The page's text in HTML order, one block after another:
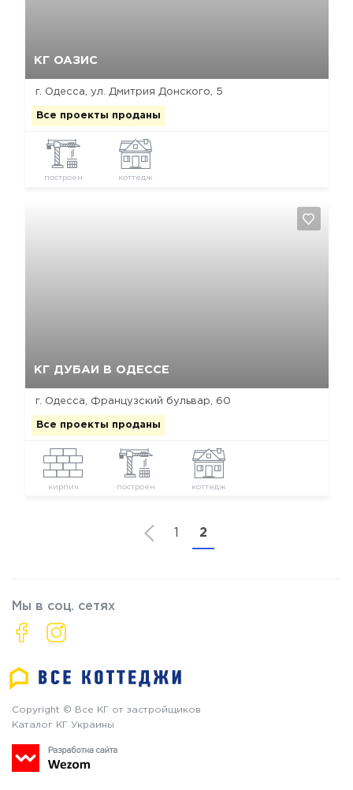
КГ ОАЗИС
г. Одесса, ул. Дмитрия Донского, 5
Все проекты проданы
построен коттедж
КГ ДУБАИ В ОДЕССЕ
г. Одесса, Французский бульвар, 60
Все проекты проданы
кирпич построен коттедж
1 2
Мы в соц. сетях
Copyright © Все КГ от застройщиков
Каталог КГ Украины